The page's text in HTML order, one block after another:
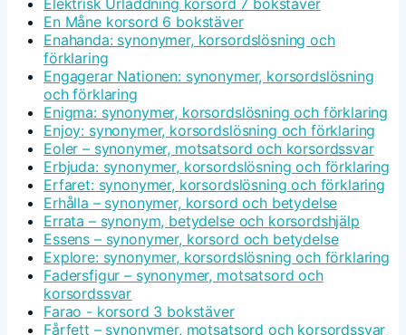
En Måne korsord 6 bokstäver
Enahanda: synonymer, korsordslösning och
förklaring
Engagerar Nationen: synonymer, korsordslösning
och förklaring
Enigma: synonymer, korsordslösning och förklaring
Enjoy: synonymer, korsordslösning och förklaring
Eoler – synonymer, motsatsord och korsordssvar
Erbjuda: synonymer, korsordslösning och förklaring
Erfaret: synonymer, korsordslösning och förklaring
Erhålla – synonymer, korsord och betydelse
Errata – synonym, betydelse och korsordshjälp
Essens – synonymer, korsord och betydelse
Explore: synonymer, korsordslösning och förklaring
Fadersfigur – synonymer, motsatsord och
korsordssvar
Farao - korsord 3 bokstäver
Fårfett – synonymer, motsatsord och korsordssvar